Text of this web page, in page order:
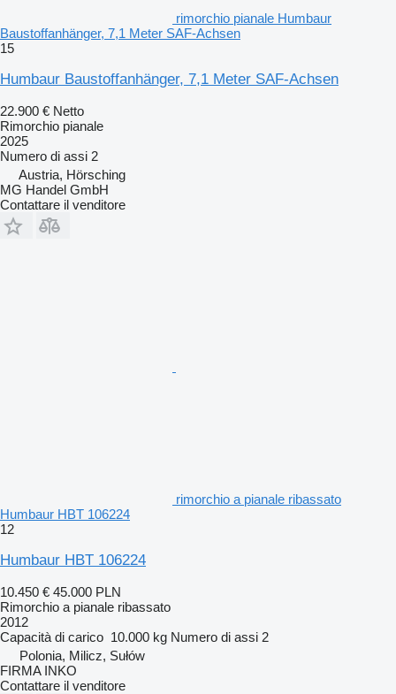
rimorchio pianale Humbaur
Baustoffanhänger, 7,1 Meter SAF-Achsen
15
Humbaur Baustoffanhänger, 7,1 Meter SAF-Achsen
22.900 € Netto
Rimorchio pianale
2025
Numero di assi 2
Austria, Hörsching
MG Handel GmbH
Contattare il venditore
rimorchio a pianale ribassato
Humbaur HBT 106224
12
Humbaur HBT 106224
10.450 € 45.000 PLN
Rimorchio a pianale ribassato
2012
Capacità di carico 10.000 kg Numero di assi 2
Polonia, Milicz, Sułów
FIRMA INKO
Contattare il venditore